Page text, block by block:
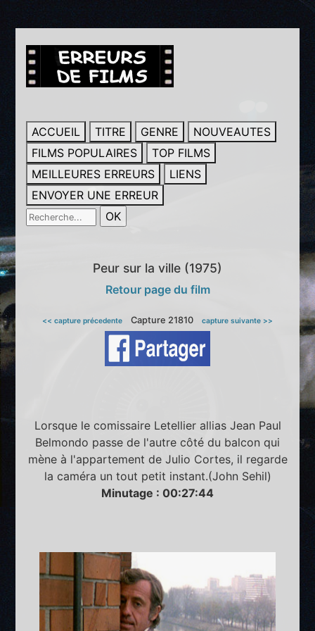
ACCUEIL TITRE GENRE
NOUVEAUTES
FILMS POPULAIRES
TOP FILMS
MEILLEURES ERREURS
LIENS
ENVOYER UNE ERREUR
Peur sur la ville (1975)
Retour page du film
<< capture précedente Capture 21810 capture suivante >>
Lorsque le comissaire Letellier allias Jean Paul
Belmondo passe de l'autre côté du balcon qui
mène à l'appartement de Julio Cortes, il regarde
la caméra un tout petit instant.(John Sehil)
Minutage : 00:27:44